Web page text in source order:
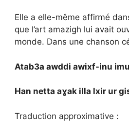
Elle a elle-même affirmé
que l’art amazigh lui avait
monde. Dans une chanson
Atab3a awddi awixf-inu
Han netta aɣak illa lxir ur
Traduction approximative :